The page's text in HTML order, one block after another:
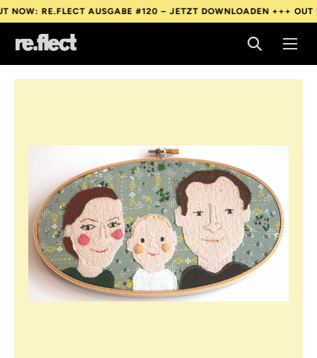
RE.FLECT AUSGABE #120 – JETZT DOWNLOADEN +++OUT NOW:
RE.FLECT AUSGABE #120 – JETZT DOWNLOADEN +++